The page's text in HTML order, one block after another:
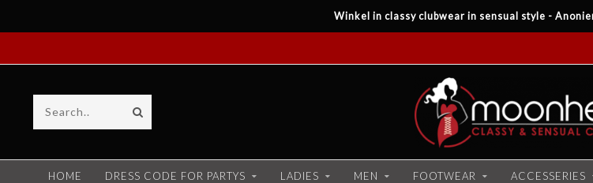
Winkel in classy clubwear in sensual style -
HOME DRESS CODE FOR PARTYS LADIES MEN FOOTWEAR ACCESSERIES